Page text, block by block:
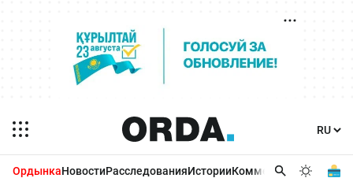
ОрдынкаНовостиРасследованияИсторииКомментарииБизнес